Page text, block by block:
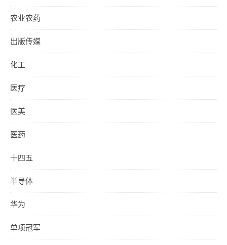
农业农药
出版传媒
化工
医疗
医美
医药
十四五
半导体
华为
单项冠军